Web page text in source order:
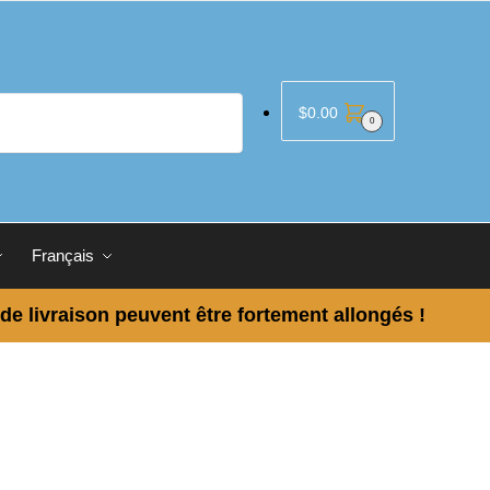
$0.00 0
Français
livraison peuvent être fortement allongés !